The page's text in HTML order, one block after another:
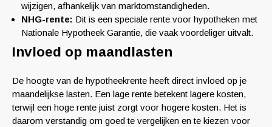
wijzigen, afhankelijk van marktomstandigheden.
NHG-rente: Dit is een speciale rente voor hypotheken met
Nationale Hypotheek Garantie, die vaak voordeliger uitvalt.
Invloed op maandlasten
De hoogte van de hypotheekrente heeft direct invloed op je
maandelijkse lasten. Een lage rente betekent lagere kosten,
terwijl een hoge rente juist zorgt voor hogere kosten. Het is
daarom verstandig om goed te vergelijken en te kiezen voor